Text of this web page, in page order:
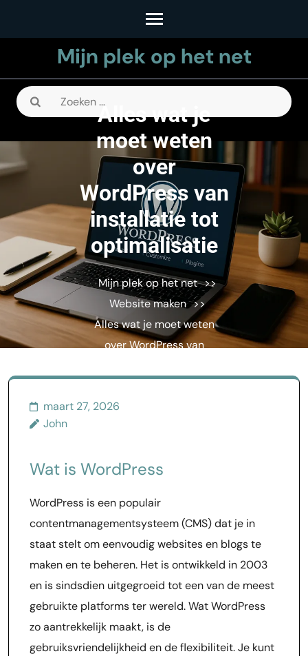
Enter)
Mijn plek op het net
Zoeken
naar:
Alles wat je
moet weten
over
WordPress van
installatie tot
optimalisatie
Mijn plek op het net >>
Website maken >>
Alles wat je moet weten
over WordPress van
maart 27, 2026
John
Wat is WordPress
WordPress is een populair
contentmanagementsysteem (CMS) dat je in
staat stelt om eenvoudig websites en blogs te
maken en te beheren. Het is ontwikkeld in 2003
en is sindsdien uitgegroeid tot een van de meest
gebruikte platforms ter wereld. Wat WordPress
zo aantrekkelijk maakt, is de
gebruiksvriendelijkheid en de flexibiliteit. Je kunt